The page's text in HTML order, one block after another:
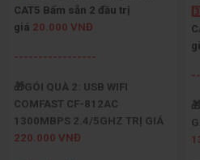
CAT5 Bấm sẵn 2 đầu trị
giá 20.000 VNĐ
-----------------
🎁GÓI QUÀ 2: USB WIFI
COMFAST CF-812AC
1300MBPS 2.4/5GHZ TRỊ GIÁ
220.000 VNĐ
3️⃣